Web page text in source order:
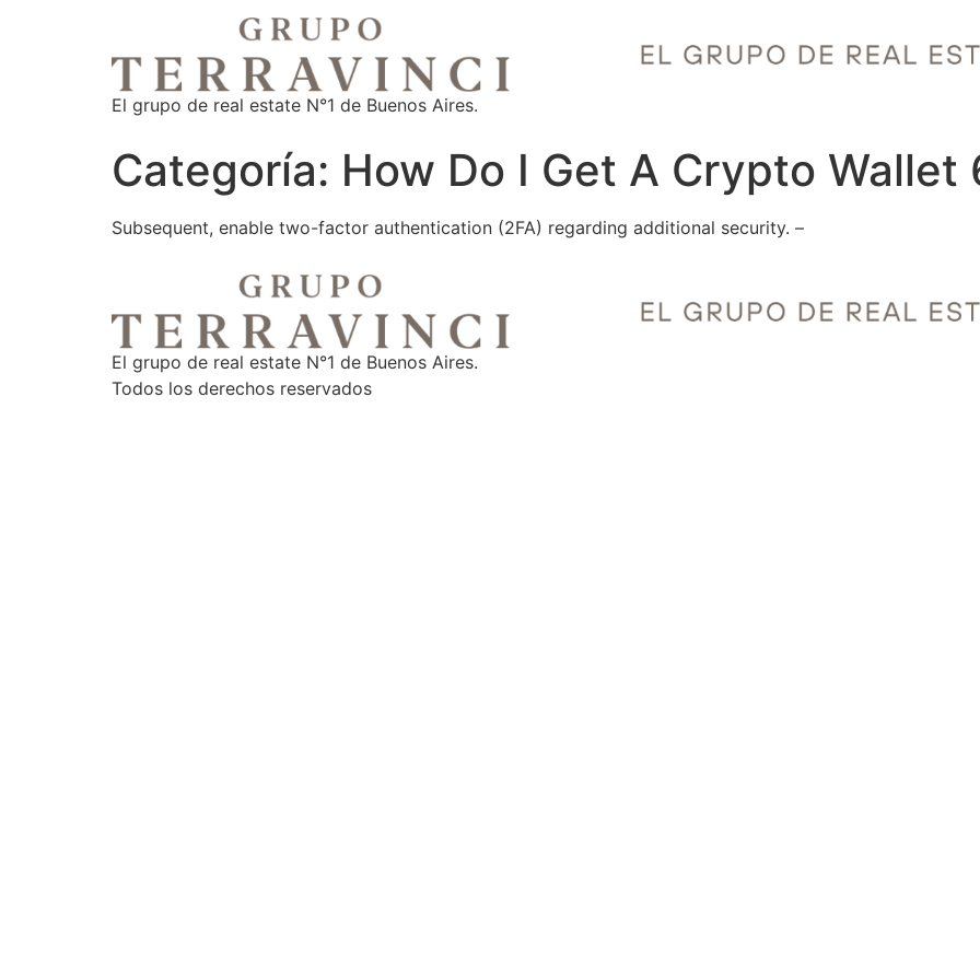
El grupo de real estate N°1 de Buenos Aires.
Categoría: How Do I Get A Crypto Wallet
Subsequent, enable two-factor authentication (2FA) regarding additional security. –
El grupo de real estate N°1 de Buenos Aires.
Todos los derechos reservados